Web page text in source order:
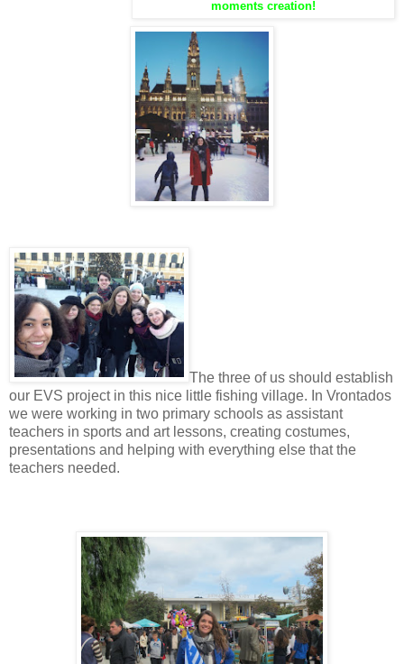
moments creation!
The three of us should establish
our EVS project in this nice little fishing village. In Vrontados
we were working in two primary schools as assistant
teachers in sports and art lessons, creating costumes,
presentations and helping with everything else that the
teachers needed.